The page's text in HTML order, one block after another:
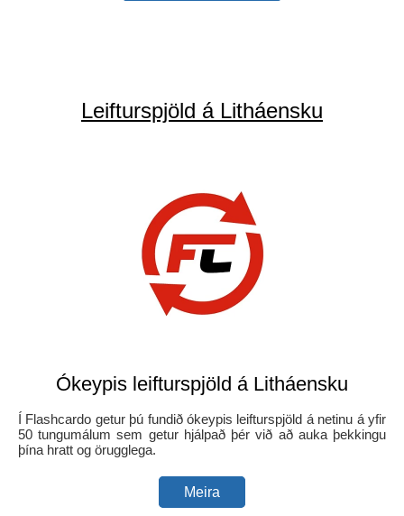
Leifturspjöld á Litháensku
Ókeypis leifturspjöld á Litháensku
Í Flashcardo getur þú fundið ókeypis leifturspjöld á netinu á yfir
50 tungumálum sem getur hjálpað þér við að auka þekkingu
þína hratt og örugglega.
Meira